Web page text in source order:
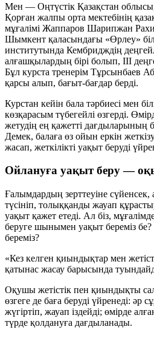
Мен — Оңтүстік Қазақстан
Қорған жалпы орта мектебінің
мұғалімі Жаппаров Шарипжан
Шымкент қаласындағы «Өрлеу»
институтында Кембридждің
алғашқылардың бірі болып, ІІІ
Бұл курста тренерім Тұрсынбаев
қарсы алып, бағыт-бағдар берді.
Курстан кейін бала тәрбиесі мен
көзқарасым түбегейлі өзгерді.
жетудің ең қажетті дағдыларының
Демек, балаға өз ойын еркін
жасап, жеткілікті уақыт беруді
Ойлануға уақыт беру —
Ғалымдардың зерттеуіне
түсініп, толыққанды жауап
уақыт қажет етеді. Ал біз,
беруге шынымен уақыт береміз бе?
береміз?
«Кез келген қиындықтар мен
қатынас жасау барысында
Оқушы жетістік пен қиындықты
өзгеге де баға беруді үйренеді: әр
жүгіртіп, жауап іздейді; өмірде
түрде қолдануға дағдыланады.